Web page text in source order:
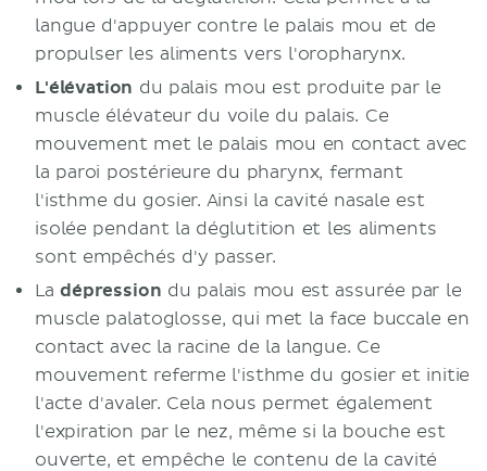
langue d'appuyer contre le palais mou et de
propulser les aliments vers l'oropharynx.
L'élévation du palais mou est produite par le
muscle élévateur du voile du palais. Ce
mouvement met le palais mou en contact avec
la paroi postérieure du pharynx, fermant
l'isthme du gosier. Ainsi la cavité nasale est
isolée pendant la déglutition et les aliments
sont empêchés d'y passer.
Ladépression du palais mou est assurée par le
muscle palatoglosse, qui met la face buccale en
contact avec la racine de la langue. Ce
mouvement referme l'isthme du gosier et initie
l'acte d'avaler. Cela nous permet également
l'expiration par le nez, même si la bouche est
ouverte, et empêche le contenu de la cavité